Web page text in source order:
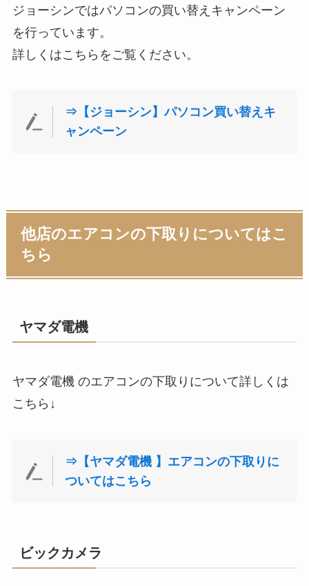
ジョーシンではパソコンの買い替えキャンペーン
を行っています。
詳しくはこちらをご覧ください。
⇒【ジョーシン】パソコン買い替えキ
ャンペーン
他店のエアコンの下取りについてはこ
ちら
ヤマダ電機
ヤマダ電機 のエアコンの下取りについて詳しくは
こちら↓
⇒【ヤマダ電機 】エアコンの下取りに
ついてはこちら
ビックカメラ